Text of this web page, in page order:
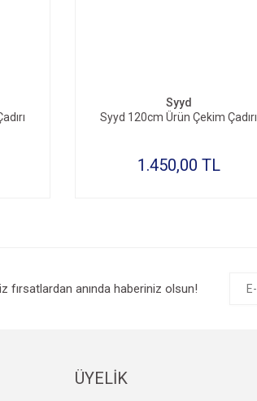
Syyd
Syyd 120cm Ürün Çekim Çadırı
1.450,00 TL
fırsatlardan anında haberiniz olsun!
ÜYELİK